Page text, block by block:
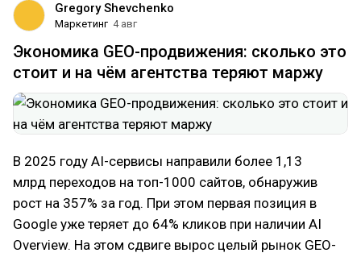
Gregory Shevchenko
Маркетинг 4 авг
Экономика GEO-продвижения: сколько это
стоит и на чём агентства теряют маржу
В 2025 году AI-сервисы направили более 1,13
млрд переходов на топ-1000 сайтов, обнаружив
рост на 357% за год. При этом первая позиция в
Google уже теряет до 64% кликов при наличии AI
Overview. На этом сдвиге вырос целый рынок GEO-